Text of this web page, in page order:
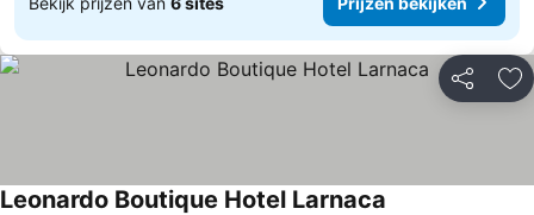
Delen
Leonardo Boutique Hotel Larnaca